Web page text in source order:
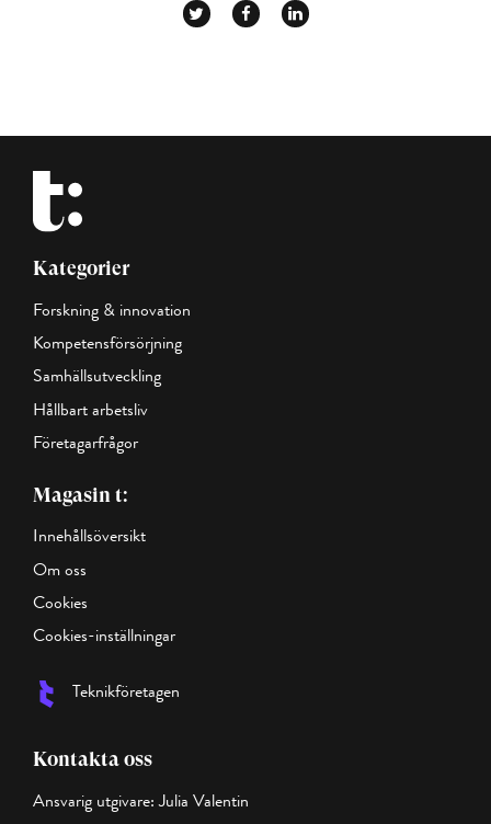
Kategorier
Forskning & innovation
Kompetensförsörjning
Samhällsutveckling
Hållbart arbetsliv
Företagarfrågor
Magasin t:
Innehållsöversikt
Om oss
Cookies
Cookies-inställningar
Teknikföretagen
Kontakta oss
Ansvarig utgivare: Julia Valentin